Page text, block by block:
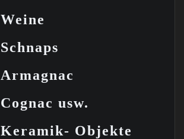
Weine
Schnaps
Armagnac
Cognac usw.
Keramik- Objekte